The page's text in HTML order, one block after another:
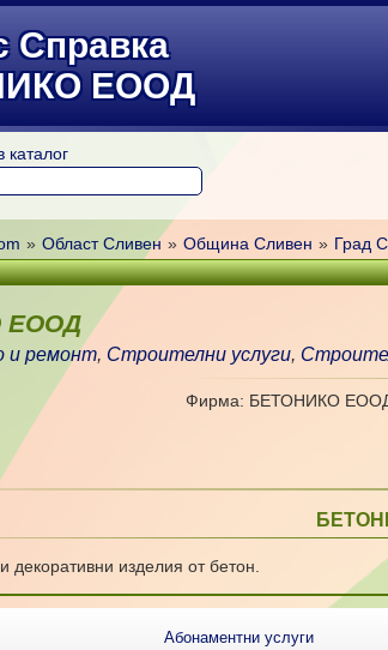
Справка
ЕООД
каталог
» Област Сливен » Община Сливен » Град
ЕООД
и ремонт, Строителни услуги,
Фирма: БЕТОНИКО
изделия от бетон.
Абонаментни услуги